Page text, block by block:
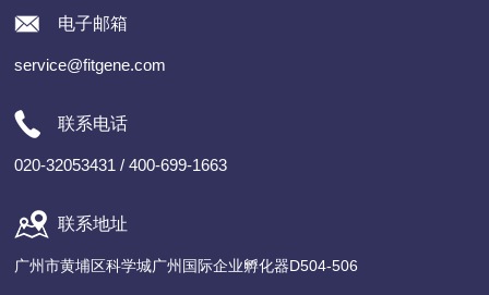
电子邮箱
service@fitgene.com
联系电话
020-32053431 / 400-699-1663
联系地址
广州市黄埔区科学城广州国际企业孵化器D504-506